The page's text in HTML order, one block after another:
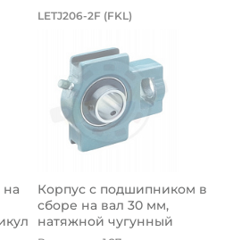
на вал:
Стальной маслоотражатель
узел на вал 30 мм,
Корпус с
LETJ206-2F (FKL)
Корпус с подшипником в
сборе на вал 30 мм,
натяжной чугунный